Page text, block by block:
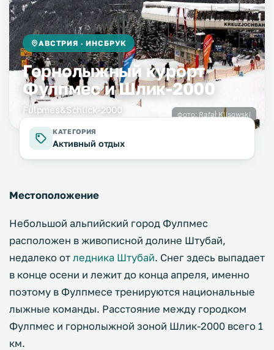
АВСТРИЯ · ИНСБРУК
Горнолыжный курорт
Фулпмес и Шлик-2000
Fulpmes&Schlick-2000 фото: Rafał Klisowski
КАТЕГОРИЯ
Активный отдых
Местоположение
Небольшой альпийский город Фулпмес
расположен в живописной долине Штубай,
недалеко от ледника Штубай. Снег здесь выпадает
в конце осени и лежит до конца апреля, именно
поэтому в Фулпмесе тренируются национальные
лыжные команды. Расстояние между городком
Фулпмес и горнолыжной зоной Шлик-2000 всего 1
км.